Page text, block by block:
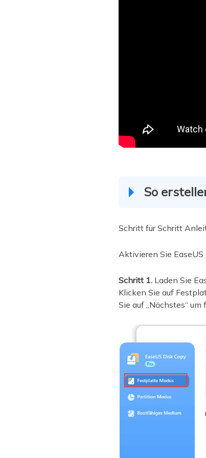
So
Schritt für Schritt
Aktivieren Sie
Schritt 1. Laden Sie
Klicken Sie auf
Sie auf „Nächstes“ um